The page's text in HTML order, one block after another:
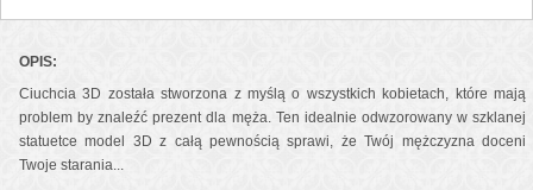
OPIS:
Ciuchcia 3D została stworzona z myślą o wszystkich kobietach, które mają
problem by znaleźć prezent dla męża. Ten idealnie odwzorowany w szklanej
statuetce model 3D z całą pewnością sprawi, że Twój mężczyzna doceni
Twoje starania...